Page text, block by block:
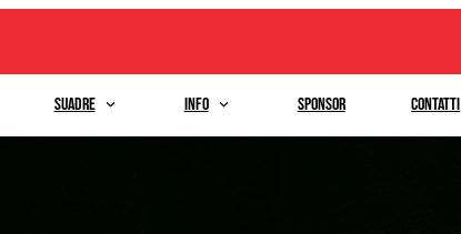
Suadre Info Sponsor Contatti